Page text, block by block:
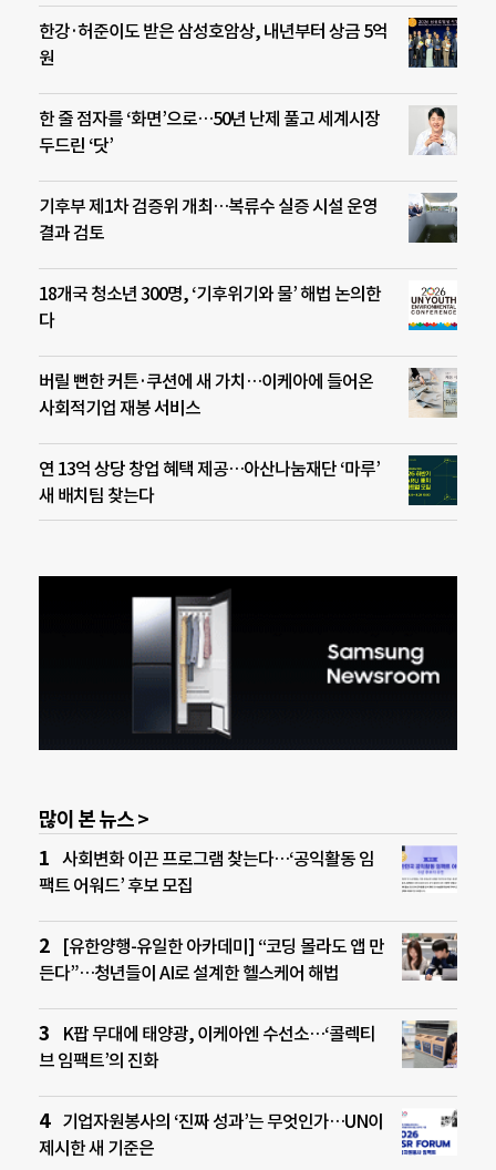
한강·허준이도 받은 삼성호암상, 내년부터 상금 5억
원
한 줄 점자를 ‘화면’으로…50년 난제 풀고 세계시장
두드린 ‘닷’
기후부 제1차 검증위 개최…복류수 실증 시설 운영
결과 검토
18개국 청소년 300명, ‘기후위기와 물’ 해법 논의한
다
버릴 뻔한 커튼·쿠션에 새 가치…이케아에 들어온
사회적기업 재봉 서비스
연 13억 상당 창업 혜택 제공…아산나눔재단 ‘마루’
새 배치팀 찾는다
많이 본 뉴스 >
사회변화 이끈 프로그램 찾는다…‘공익활동 임
팩트 어워드’ 후보 모집
[유한양행-유일한 아카데미] “코딩 몰라도 앱 만
든다”…청년들이 AI로 설계한 헬스케어 해법
K팝 무대에 태양광, 이케아엔 수선소…‘콜렉티
브 임팩트’의 진화
기업자원봉사의 ‘진짜 성과’는 무엇인가…UN이
제시한 새 기준은